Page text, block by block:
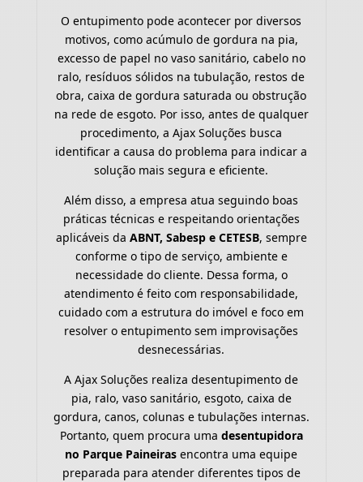
O entupimento pode acontecer por diversos
motivos, como acúmulo de gordura na pia,
excesso de papel no vaso sanitário, cabelo no
ralo, resíduos sólidos na tubulação, restos de
obra, caixa de gordura saturada ou obstrução
na rede de esgoto. Por isso, antes de qualquer
procedimento, a Ajax Soluções busca
identificar a causa do problema para indicar a
solução mais segura e eficiente.
Além disso, a empresa atua seguindo boas
práticas técnicas e respeitando orientações
aplicáveis da ABNT, Sabesp e CETESB, sempre
conforme o tipo de serviço, ambiente e
necessidade do cliente. Dessa forma, o
atendimento é feito com responsabilidade,
cuidado com a estrutura do imóvel e foco em
resolver o entupimento sem improvisações
desnecessárias.
A Ajax Soluções realiza desentupimento de
pia, ralo, vaso sanitário, esgoto, caixa de
gordura, canos, colunas e tubulações internas.
Portanto, quem procura uma desentupidora
no Parque Paineiras encontra uma equipe
preparada para atender diferentes tipos de